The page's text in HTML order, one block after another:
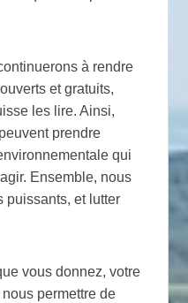
à rendre
ouverts et gratuits,
les lire. Ainsi,
prendre
qui
Ensemble, nous
puissants, et lutter
vous donnez, votre
permettre de